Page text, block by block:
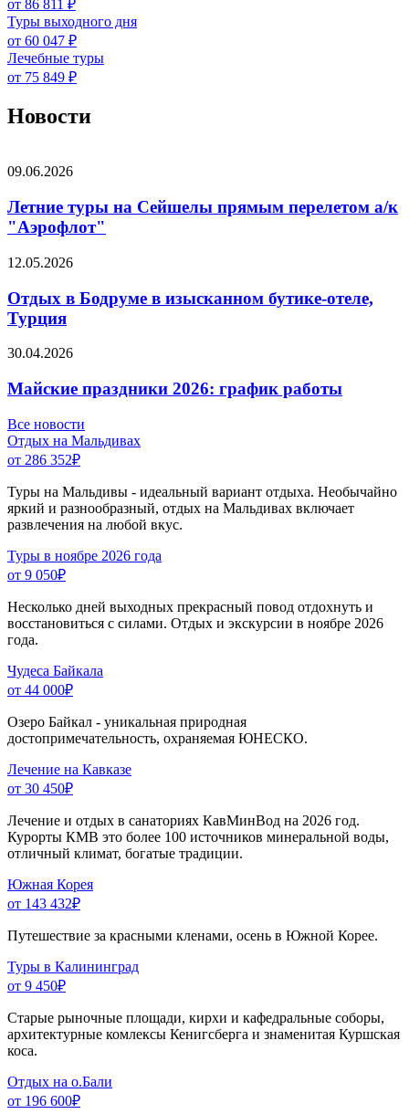
от 86 811 ₽
Туры выходного дня
от 60 047 ₽
Лечебные туры
от 75 849 ₽
Новости
09.06.2026
Летние туры на Сейшелы прямым перелетом а/к
"Аэрофлот"
12.05.2026
Отдых в Бодруме в изысканном бутике-отеле,
Турция
30.04.2026
Майские праздники 2026: график работы
Все новости
Отдых на Мальдивах
от 286 352₽
Туры на Мальдивы - идеальный вариант отдыха. Необычайно
яркий и разнообразный, отдых на Мальдивах включает
развлечения на любой вкус.
Туры в ноябре 2026 года
от 9 050₽
Несколько дней выходных прекрасный повод отдохнуть и
восстановиться с силами. Отдых и экскурсии в ноябре 2026
года.
Чудеса Байкала
от 44 000₽
Озеро Байкал - уникальная природная
достопримечательность, охраняемая ЮНЕСКО.
Лечение на Кавказе
от 30 450₽
Лечение и отдых в санаториях КавМинВод на 2026 год.
Курорты КМВ это более 100 источников минеральной воды,
отличный климат, богатые традиции.
Южная Корея
от 143 432₽
Путешествие за красными кленами, осень в Южной Корее.
Туры в Калининград
от 9 450₽
Старые рыночные площади, кирхи и кафедральные соборы,
архитектурные комлексы Кенигсберга и знаменитая Куршская
коса.
Отдых на о.Бали
от 196 600₽